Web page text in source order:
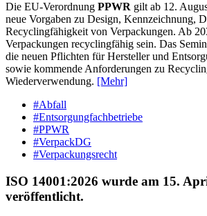
Die EU-Verordnung PPWR gilt ab 12.
neue Vorgaben zu Design, Kennzeichnung,
Recyclingfähigkeit von Verpackungen. Ab
Verpackungen recyclingfähig sein. Das
die neuen Pflichten für Hersteller und
sowie kommende Anforderungen zu
Wiederverwendung. [Mehr]
#Abfall
#Entsorgungfachbetriebe
#PPWR
#VerpackDG
#Verpackungsrecht
ISO 14001:2026 wurde am 15.
veröffentlicht.